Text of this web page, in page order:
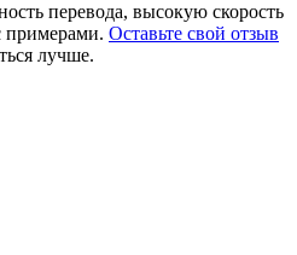
перевода, высокую скорость
примерами. Оставьте свой отзыв
лучше.